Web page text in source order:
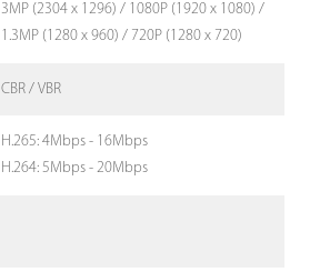
3MP (2304 x 1296) / 1080P (1920 x 1080) /
1.3MP (1280 x 960) / 720P (1280 x 720)
CBR / VBR
H.265: 4Mbps - 16Mbps
H.264: 5Mbps - 20Mbps